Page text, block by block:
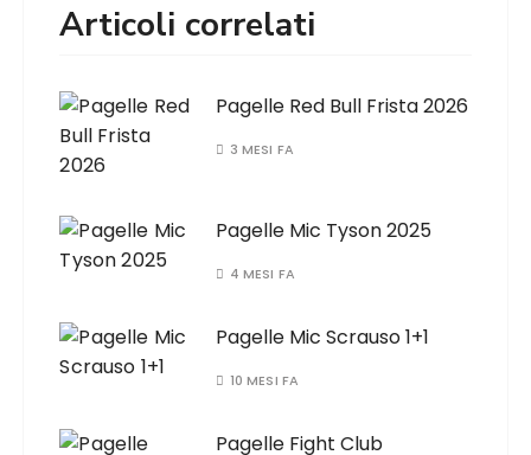
Articoli correlati
Pagelle Red Bull Frista 2026
3 MESI FA
Pagelle Mic Tyson 2025
4 MESI FA
Pagelle Mic Scrauso 1+1
10 MESI FA
Pagelle Fight Club